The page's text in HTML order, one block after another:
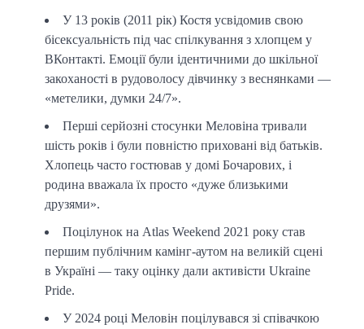
У 13 років (2011 рік) Костя усвідомив свою
бісексуальність під час спілкування з хлопцем у
ВКонтакті. Емоції були ідентичними до шкільної
закоханості в рудоволосу дівчинку з веснянками —
«метелики, думки 24/7».
Перші серйозні стосунки Меловіна тривали
шість років і були повністю приховані від батьків.
Хлопець часто гостював у домі Бочарових, і
родина вважала їх просто «дуже близькими
друзями».
Поцілунок на Atlas Weekend 2021 року став
першим публічним камінг-аутом на великій сцені
в Україні — таку оцінку дали активісти Ukraine
Pride.
У 2024 році Меловін поцілувався зі співачкою